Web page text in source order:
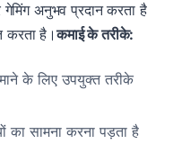
गेमिंग अनुभव प्रदान करता है
करता है।कमाई के तरीके:
के लिए उपयुक्त तरीके
का सामना करना पड़ता है